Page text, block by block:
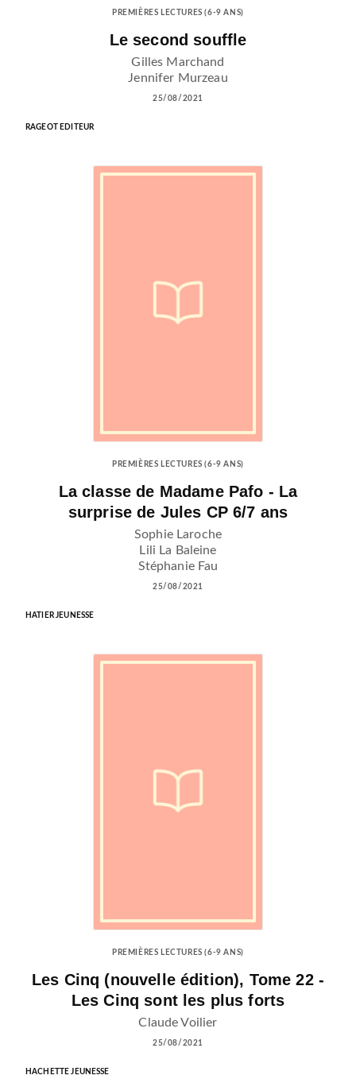
PREMIÈRES LECTURES (6-9 ANS)
Le second souffle
Gilles Marchand
Jennifer Murzeau
25/08/2021
RAGEOT EDITEUR
PREMIÈRES LECTURES (6-9 ANS)
La classe de Madame Pafo - La
surprise de Jules CP 6/7 ans
Sophie Laroche
Lili La Baleine
Stéphanie Fau
25/08/2021
HATIER JEUNESSE
PREMIÈRES LECTURES (6-9 ANS)
Les Cinq (nouvelle édition), Tome 22 -
Les Cinq sont les plus forts
Claude Voilier
25/08/2021
HACHETTE JEUNESSE